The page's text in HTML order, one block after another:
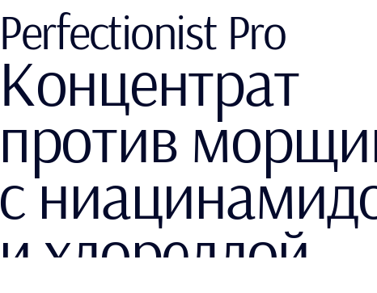
Perfectionist Pro
Концентрат
против
с
и хлореллой